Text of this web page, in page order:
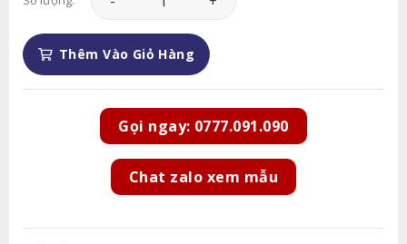
Thêm Vào Giỏ Hàng
Gọi ngay: 0777.091.090
Chat zalo xem mẫu